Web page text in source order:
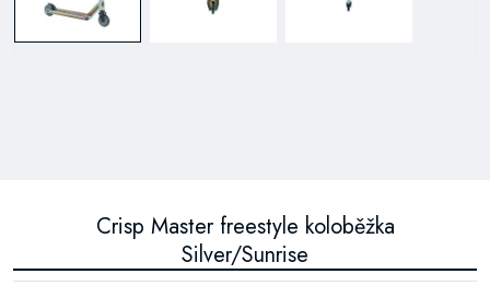
Crisp Master freestyle koloběžka
Silver/Sunrise